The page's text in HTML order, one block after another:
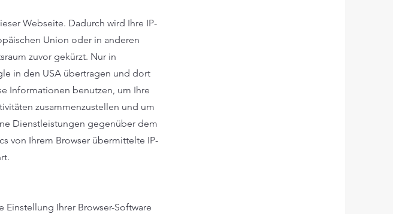
Webseite. Dadurch wird Ihre IP-
Union oder in anderen
zuvor gekürzt. Nur in
in den USA übertragen und dort
Informationen benutzen, um Ihre
zusammenzustellen und um
Dienstleistungen gegenüber dem
von Ihrem Browser übermittelte IP-
Ihrer Browser-Software